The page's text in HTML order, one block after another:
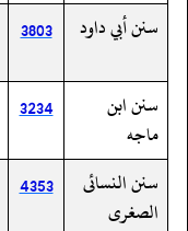
سنن أبي داود
3803
سنن ابن
ماجه
3234
سنن النسائى
الصغرى
4353